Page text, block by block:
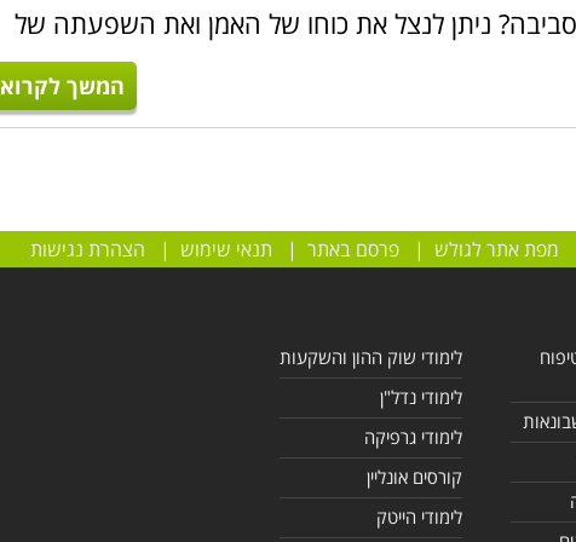
ניתן לנצל את כוחו של האמן ואת השפעתה של
המשך לקרוא
מפת אתר לגולש |פרסם באתר | תנאי שימוש | הצהרת נגישות
לימודי שוק ההון והשקעות
לימודי נדל"ן
לימודי גרפיקה
קורסים אונליין
לימודי הייטק